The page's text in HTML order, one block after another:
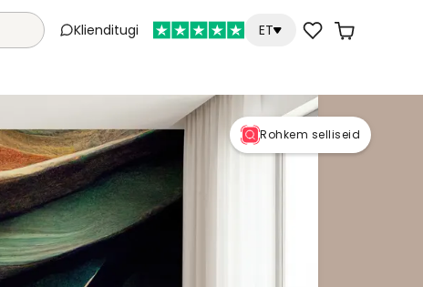
Klienditugi ET
Rohkem selliseid